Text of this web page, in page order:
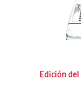
Edición